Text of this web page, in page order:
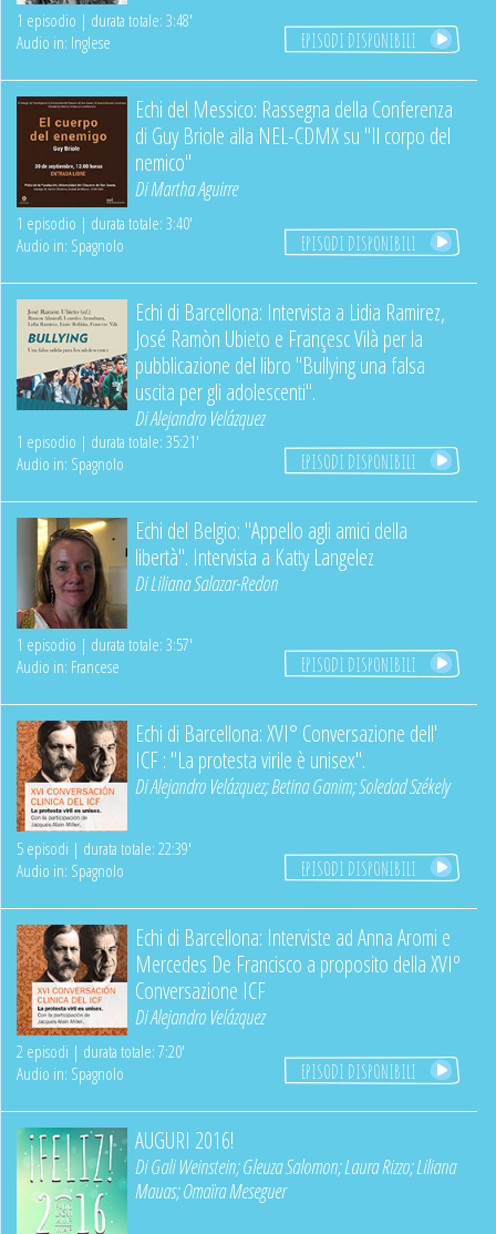
1 episodio | durata totale: 3:48'
Audio in: Inglese
EPISODI DISPONIBILI
Echi del Messico: Rassegna della Conferenza
di Guy Briole alla NEL-CDMX su "Il corpo del
nemico"
DiMartha Aguirre
1 episodio | durata totale: 3:40'
Audio in: Spagnolo
EPISODI DISPONIBILI
Echi di Barcellona: Intervista a Lidia Ramirez,
José Ramòn Ubieto e Françesc Vilà per la
pubblicazione del libro "Bullying una falsa
uscita per gli adolescenti".
DiAlejandro Velázquez
1 episodio | durata totale: 35:21'
Audio in: Spagnolo
EPISODI DISPONIBILI
Echi del Belgio: "Appello agli amici della
libertà". Intervista a Katty Langelez
DiLiliana Salazar-Redon
1 episodio | durata totale: 3:57'
Audio in: Francese
EPISODI DISPONIBILI
Echi di Barcellona: XVI° Conversazione dell'
ICF : "La protesta virile è unisex".
DiAlejandro Velázquez;Betina Ganim;Soledad Székely
5 episodi | durata totale: 22:39'
Audio in: Spagnolo
EPISODI DISPONIBILI
Echi di Barcellona: Interviste ad Anna Aromi e
Mercedes De Francisco a proposito della XVIº
Conversazione ICF
DiAlejandro Velázquez
2 episodi | durata totale: 7:20'
Audio in: Spagnolo
EPISODI DISPONIBILI
AUGURI 2016!
DiGali Weinstein;Gleuza Salomon;Laura Rizzo;Liliana
Mauas;Omaïra Meseguer